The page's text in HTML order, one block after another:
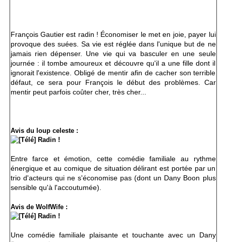
François Gautier est radin ! Économiser le met en joie, payer lui
provoque des suées. Sa vie est réglée dans l'unique but de ne
jamais rien dépenser. Une vie qui va basculer en une seule
journée : il tombe amoureux et découvre qu'il a une fille dont il
ignorait l'existence. Obligé de mentir afin de cacher son terrible
défaut, ce sera pour François le début des problèmes. Car
mentir peut parfois coûter cher, très cher...
Avis du loup celeste :
Entre farce et émotion, cette comédie familiale au rythme
énergique et au comique de situation délirant est portée par un
trio d'acteurs qui ne s'économise pas (dont un Dany Boon plus
sensible qu'à l'accoutumée).
Avis de WolfWife :
Une comédie familiale plaisante et touchante avec un Dany